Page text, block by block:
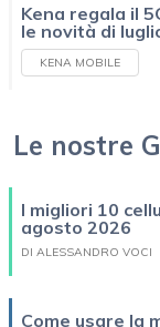
Kena regala il
le novità di
KENA MOBILE
Le nostre
I migliori 10
agosto 2026
DI ALESSANDRO VOCI
Come usare la